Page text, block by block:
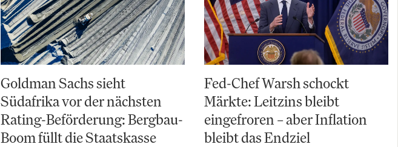
Goldman Sachs sieht
Südafrika vor der nächsten
Rating-Beförderung: Bergbau-
Boom füllt die Staatskasse
Fed-Chef Warsh schockt
Märkte: Leitzins bleibt
eingefroren – aber Inflation
bleibt das Endziel